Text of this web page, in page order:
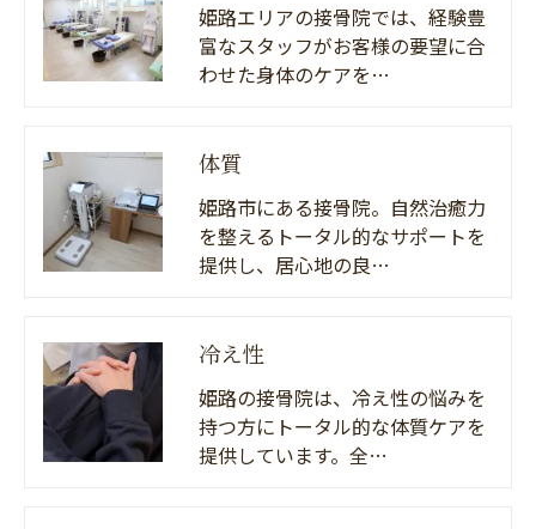
姫路エリアの接骨院では、経験豊
富なスタッフがお客様の要望に合
わせた身体のケアを…
体質
姫路市にある接骨院。自然治癒力
を整えるトータル的なサポートを
提供し、居心地の良…
冷え性
姫路の接骨院は、冷え性の悩みを
持つ方にトータル的な体質ケアを
提供しています。全…